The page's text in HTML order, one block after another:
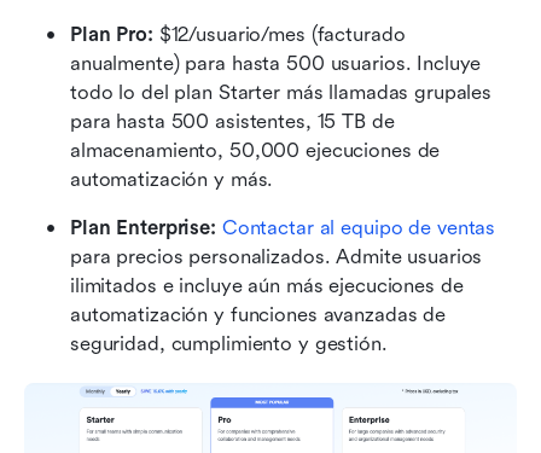
Plan Pro: $12/usuario/mes (facturado
anualmente) para hasta 500 usuarios. Incluye
todo lo del plan Starter más llamadas grupales
para hasta 500 asistentes, 15 TB de
almacenamiento, 50,000 ejecuciones de
automatización y más.
Plan Enterprise: Contactar al equipo de ventas
para precios personalizados. Admite usuarios
ilimitados e incluye aún más ejecuciones de
automatización y funciones avanzadas de
seguridad, cumplimiento y gestión.